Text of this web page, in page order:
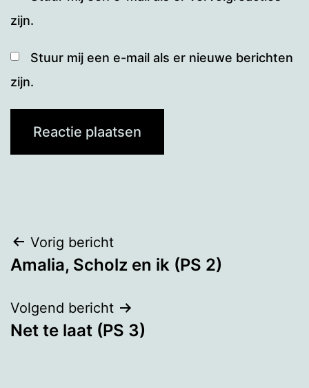
zijn.
Stuur mij een e-mail als er nieuwe berichten
zijn.
Bericht
navigatie
Vorig bericht
Amalia, Scholz en ik (PS 2)
Volgend bericht
Net te laat (PS 3)